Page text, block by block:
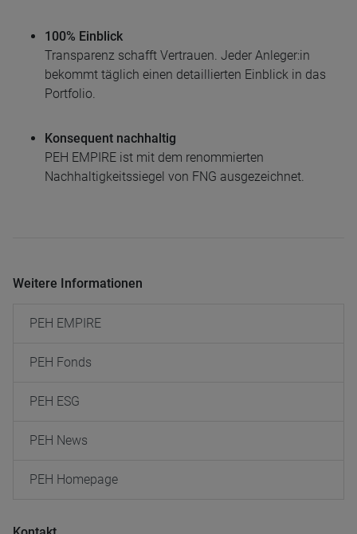
100% Einblick
Transparenz schafft Vertrauen. Jeder Anleger:in
bekommt täglich einen detaillierten Einblick in das
Portfolio.
Konsequent nachhaltig
PEH EMPIRE ist mit dem renommierten
Nachhaltigkeitssiegel von FNG ausgezeichnet.
Weitere Informationen
PEH EMPIRE
PEH Fonds
PEH ESG
PEH News
PEH Homepage